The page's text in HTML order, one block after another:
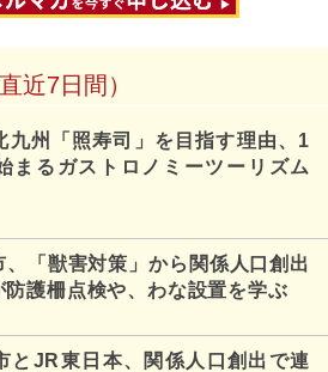
近7日間）
九州「照寿司」を目指す理由、1
まるガストロノミーツーリズム
「獣害対策」から関係人口創出
護柵点検や、わな設置を学ぶ
とJR東日本、関係人口創出で連